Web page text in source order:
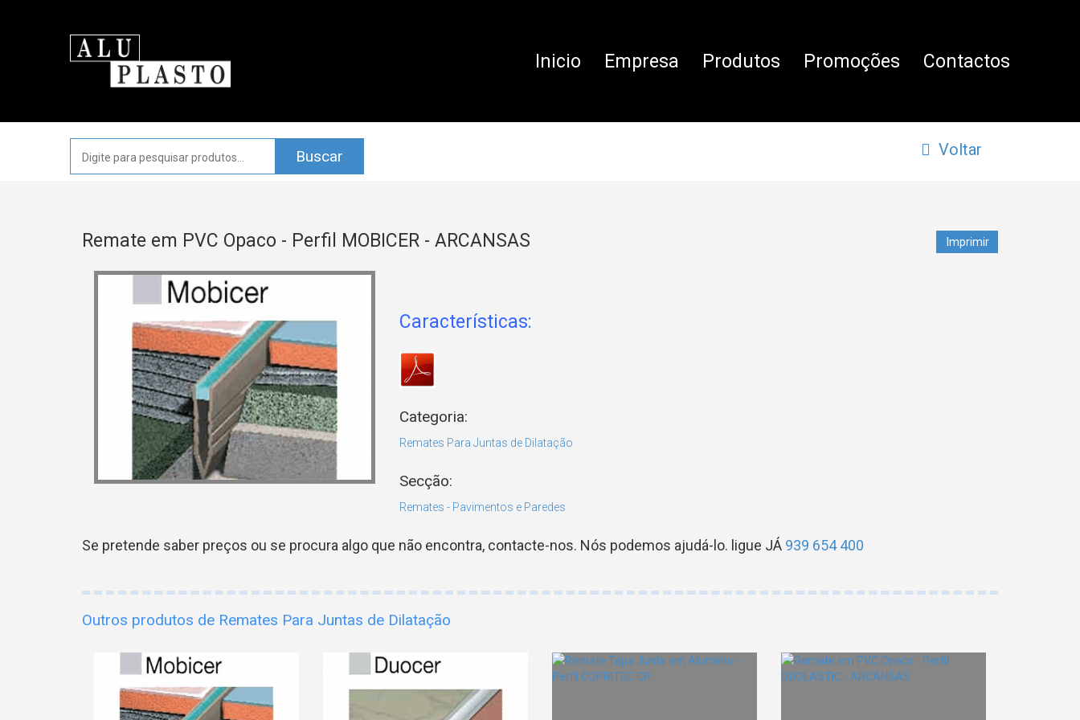
Inicio Empresa Produtos Promoções Contactos
Voltar
Remate em PVC Opaco - Perfil MOBICER - ARCANSAS Imprimir
Características:
Categoria:
Remates Para Juntas de Dilatação
Secção:
Remates - Pavimentos e Paredes
Se pretende saber preços ou se procura algo que não encontra, contacte-nos. Nós podemos ajudá-lo. ligue JÁ 939 654 400
Outros produtos de Remates Para Juntas de Dilatação